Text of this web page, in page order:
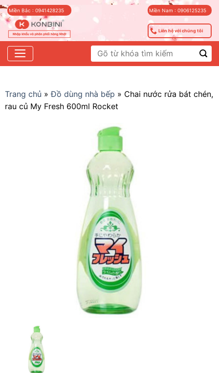
Skip
to
content
Miền Bắc : 0941428235 Miền Nam : 0906125235
Liên hệ với chúng tôi
Tìm
kiếm:
Trang chủ »Đồ dùng nhà bếp » Chai nước rửa bát chén,
rau củ My Fresh 600ml Rocket